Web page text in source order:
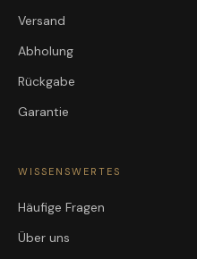
Versand
Abholung
Rückgabe
Garantie
WISSENSWERTES
Häufige Fragen
Über uns